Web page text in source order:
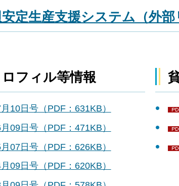
定生産支援システム（外部
フィル等情報
10日号（PDF：631KB）
09日号（PDF：471KB）
07日号（PDF：626KB）
09日号（PDF：620KB）